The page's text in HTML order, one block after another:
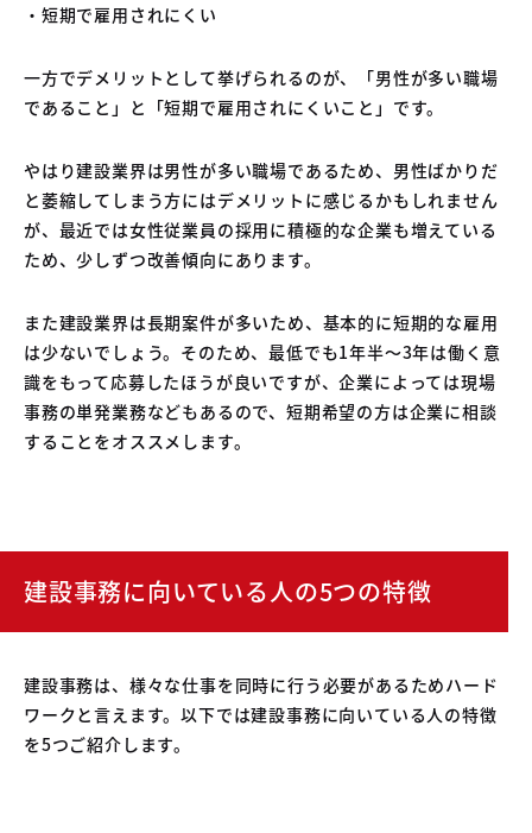
・短期で雇用されにくい
一方でデメリットとして挙げられるのが、「男性が多い職場
であること」と「短期で雇用されにくいこと」です。
やはり建設業界は男性が多い職場であるため、男性ばかりだ
と萎縮してしまう方にはデメリットに感じるかもしれません
が、最近では女性従業員の採用に積極的な企業も増えている
ため、少しずつ改善傾向にあります。
また建設業界は長期案件が多いため、基本的に短期的な雇用
は少ないでしょう。そのため、最低でも1年半〜3年は働く意
識をもって応募したほうが良いですが、企業によっては現場
事務の単発業務などもあるので、短期希望の方は企業に相談
することをオススメします。
建設事務に向いている人の5つの特徴
建設事務は、様々な仕事を同時に行う必要があるためハード
ワークと言えます。以下では建設事務に向いている人の特徴
を5つご紹介します。